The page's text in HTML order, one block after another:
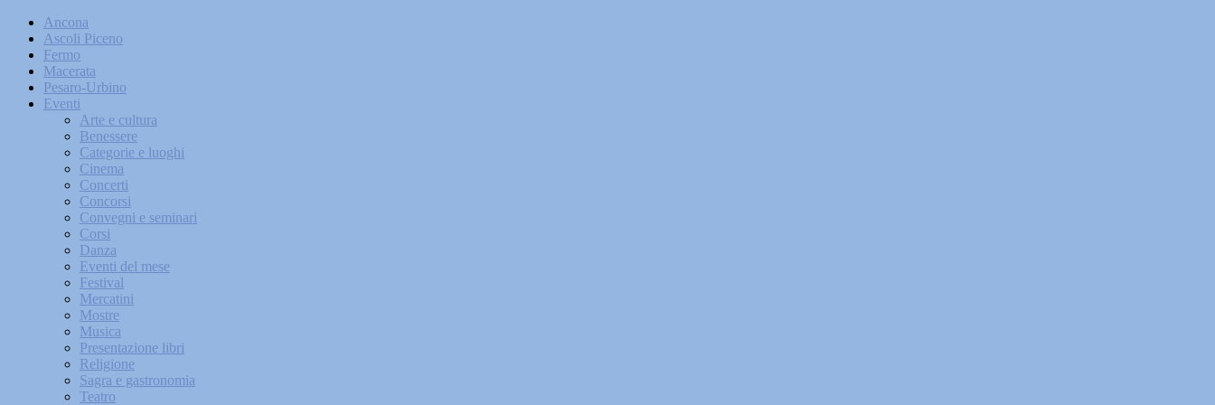
Ancona
Ascoli Piceno
Fermo
Macerata
Pesaro-Urbino
Eventi
Arte e cultura
Benessere
Categorie e luoghi
Cinema
Concerti
Concorsi
Convegni e seminari
Corsi
Danza
Eventi del mese
Festival
Mercatini
Mostre
Musica
Presentazione libri
Religione
Sagra e gastronomia
Teatro